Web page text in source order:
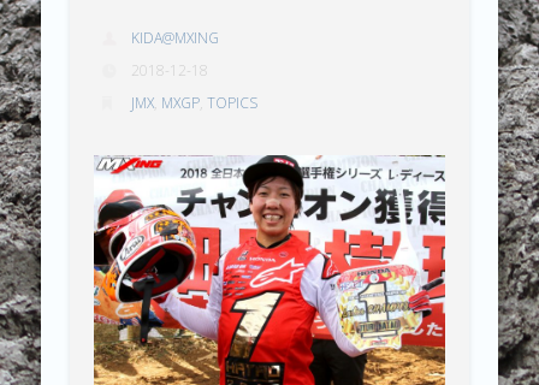
KIDA@MXING
2018-12-18
JMX, MXGP,TOPICS